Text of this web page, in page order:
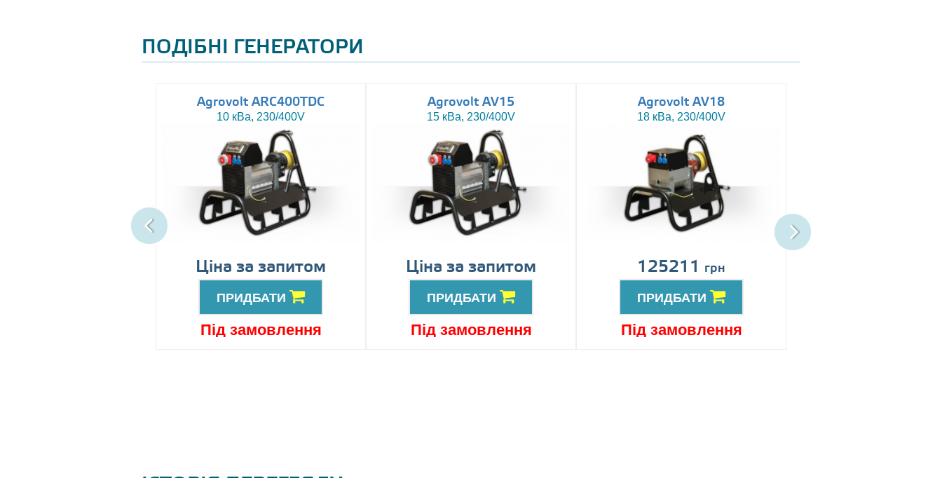
ПОДІБНІ ГЕНЕРАТОРИ
Agrovolt ARC400TDC
10 кВа, 230/400V
Ціна за запитом
ПРИДБАТИ
Під замовлення
Agrovolt AV15
15 кВа, 230/400V
Ціна за запитом
ПРИДБАТИ
Під замовлення
Agrovolt AV18
18 кВа, 230/400V
125211 грн
ПРИДБАТИ
Під замовлення